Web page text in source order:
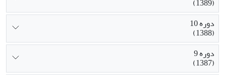
دوره 10
(1388)
دوره 9
(1387)